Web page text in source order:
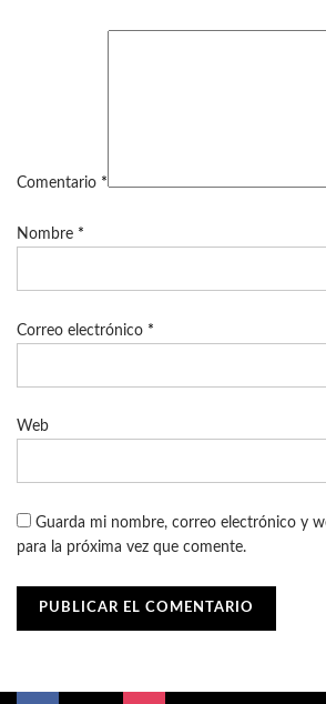
Comentario *
Nombre *
Correo electrónico *
Web
Guarda mi nombre, correo electrónico y
para la próxima vez que comente.